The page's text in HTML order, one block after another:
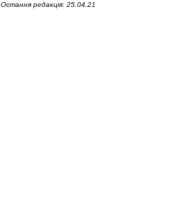
Остання редакція: 25.04.21